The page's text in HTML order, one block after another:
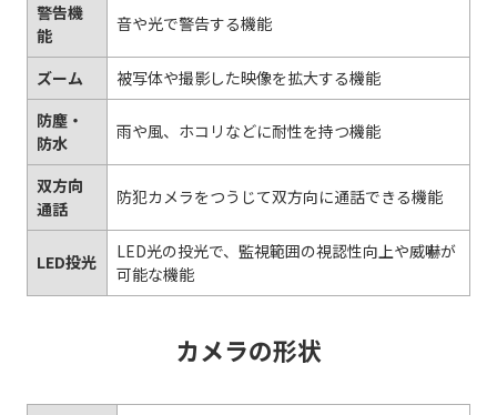
警告機
能
音や光で警告する機能
ズーム
被写体や撮影した映像を拡大する機能
防塵・
防水
雨や風、ホコリなどに耐性を持つ機能
双方向
通話
防犯カメラをつうじて双方向に通話できる機能
LED投光
LED光の投光で、監視範囲の視認性向上や威嚇が
可能な機能
カメラの形状